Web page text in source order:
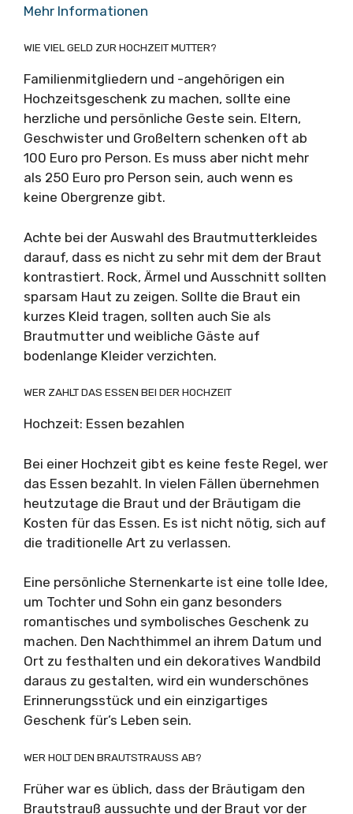
Mehr Informationen
WIE VIEL GELD ZUR HOCHZEIT MUTTER?
Familienmitgliedern und -angehörigen ein
Hochzeitsgeschenk zu machen, sollte eine
herzliche und persönliche Geste sein. Eltern,
Geschwister und Großeltern schenken oft ab
100 Euro pro Person. Es muss aber nicht mehr
als 250 Euro pro Person sein, auch wenn es
keine Obergrenze gibt.
Achte bei der Auswahl des Brautmutterkleides
darauf, dass es nicht zu sehr mit dem der Braut
kontrastiert. Rock, Ärmel und Ausschnitt sollten
sparsam Haut zu zeigen. Sollte die Braut ein
kurzes Kleid tragen, sollten auch Sie als
Brautmutter und weibliche Gäste auf
bodenlange Kleider verzichten.
WER ZAHLT DAS ESSEN BEI DER HOCHZEIT
Hochzeit: Essen bezahlen
Bei einer Hochzeit gibt es keine feste Regel, wer
das Essen bezahlt. In vielen Fällen übernehmen
heutzutage die Braut und der Bräutigam die
Kosten für das Essen. Es ist nicht nötig, sich auf
die traditionelle Art zu verlassen.
Eine persönliche Sternenkarte ist eine tolle Idee,
um Tochter und Sohn ein ganz besonders
romantisches und symbolisches Geschenk zu
machen. Den Nachthimmel an ihrem Datum und
Ort zu festhalten und ein dekoratives Wandbild
daraus zu gestalten, wird ein wunderschönes
Erinnerungsstück und ein einzigartiges
Geschenk für’s Leben sein.
WER HOLT DEN BRAUTSTRAUSS AB?
Früher war es üblich, dass der Bräutigam den
Brautstrauß aussuchte und der Braut vor der